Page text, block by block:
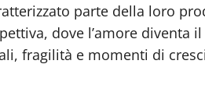
parte della loro
dove l’amore diventa
fragilità e momenti di